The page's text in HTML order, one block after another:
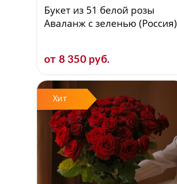
Букет из 51 белой розы
Аваланж с зеленью (Россия)
от 8 350 руб.
Хит